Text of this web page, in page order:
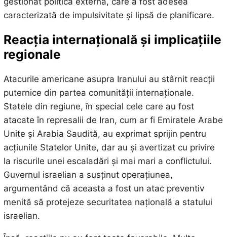
caracterizată de impulsivitate și lipsă de planificare.
Reacția internațională și implicațiile
regionale
Atacurile americane asupra Iranului au stârnit reacții
puternice din partea comunității internaționale.
Statele din regiune, în special cele care au fost
atacate în represalii de Iran, cum ar fi Emiratele Arabe
Unite și Arabia Saudită, au exprimat sprijin pentru
acțiunile Statelor Unite, dar au și avertizat cu privire
la riscurile unei escaladări și mai mari a conflictului.
Guvernul israelian a susținut operațiunea,
argumentând că aceasta a fost un atac preventiv
menită să protejeze securitatea națională a statului
israelian.